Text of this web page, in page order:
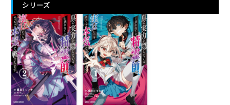
シリーズ